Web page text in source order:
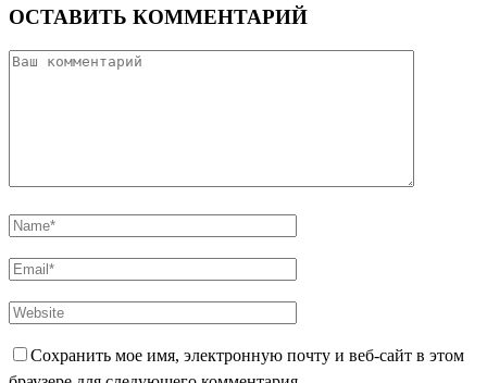
ОСТАВИТЬ КОММЕНТАРИЙ
Сохранить мое имя, электронную почту и веб-сайт в этом